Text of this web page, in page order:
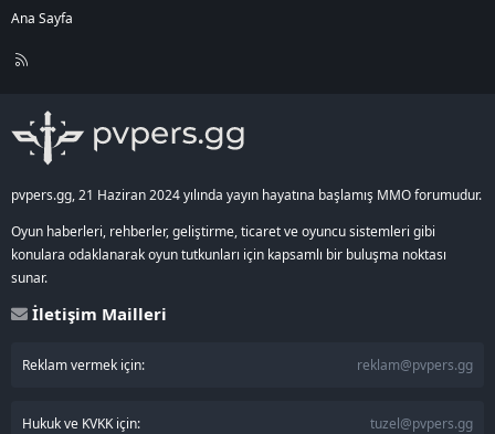
Ana Sayfa
R
pvpers.gg, 21 Haziran 2024 yılında yayın hayatına başlamış MMO forumudur.
Oyun haberleri, rehberler, geliştirme, ticaret ve oyuncu sistemleri gibi
konulara odaklanarak oyun tutkunları için kapsamlı bir buluşma noktası
sunar.
İletişim Mailleri
Reklam vermek için: reklam@pvpers.gg
Hukuk ve KVKK için: tuzel@pvpers.gg